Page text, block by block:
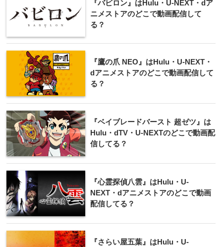
『バビロン』はHulu・U-NEXT・dア
ニメストアのどこで動画配信して
る？
『鷹の爪 NEO』はHulu・U-NEXT・
dアニメストアのどこで動画配信して
る？
『ベイブレードバースト 超ゼツ』は
Hulu・dTV・U-NEXTのどこで動画配
信してる？
『心霊探偵八雲』はHulu・U-
NEXT・dアニメストアのどこで動画
配信してる？
『さらい屋五葉』はHulu・U-